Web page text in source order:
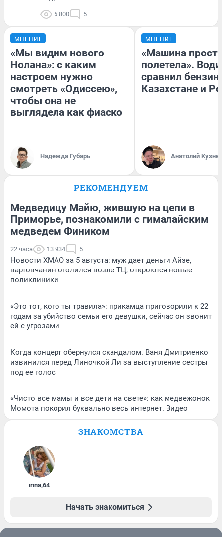
5 800 5
МНЕНИЕ
«Мы видим нового
Нолана»: с каким
настроем нужно
смотреть «Одиссею»,
чтобы она не
выглядела как фиаско
Надежда Губарь
МНЕНИЕ
«Машина
полетела».
сравнил бензин
Казахстане и
Анатолий
РЕКОМЕНДУЕМ
Медведицу Майю, жившую на цепи в
Приморье, познакомили с гималайским
медведем Фиником
22 часа 13 934 5
Новости ХМАО за 5 августа: муж дает деньги Айзе,
вартовчанин оголился возле ТЦ, откроются новые
поликлиники
«Это тот, кого ты травила»: прикамца приговорили к 22
годам за убийство семьи его девушки, сейчас он звонит
ей с угрозами
Когда концерт обернулся скандалом. Ваня Дмитриенко
извинился перед Линочкой Ли за выступление сестры
под ее голос
«Чисто все мамы и все дети на свете»: как медвежонок
Момота покорил буквально весь интернет. Видео
ЗНАКОМСТВА
irina,64
Начать знакомиться